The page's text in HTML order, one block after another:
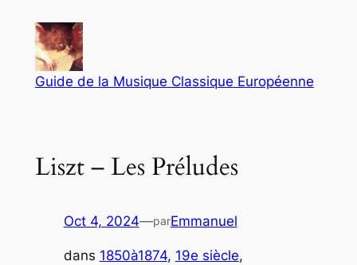
contenu
Guide de la Musique Classique Européenne
Liszt – Les Préludes
Oct 4, 2024—parEmmanuel
dans 1850à1874, 19e siècle